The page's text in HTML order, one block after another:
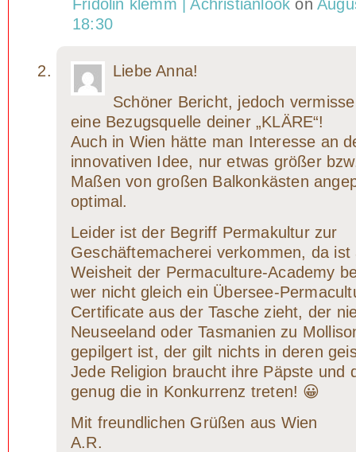
Fridolin klemm | Achristianlook on
18:30
Liebe Anna!
Schöner Bericht, jedoch
eine Bezugsquelle deiner „KLÄRE“!
Auch in Wien hätte man Interesse an
innovativen Idee, nur etwas größer
Maßen von großen Balkonkästen
optimal.
Leider ist der Begriff Permakultur zur
Geschäftemacherei verkommen, da ist
Weisheit der Permaculture-Academy
wer nicht gleich ein Übersee-
Certificate aus der Tasche zieht, der
Neuseeland oder Tasmanien zu
gepilgert ist, der gilt nichts in deren
Jede Religion braucht ihre Päpste und
genug die in Konkurrenz treten! 😀
Mit freundlichen Grüßen aus Wien
A.R.